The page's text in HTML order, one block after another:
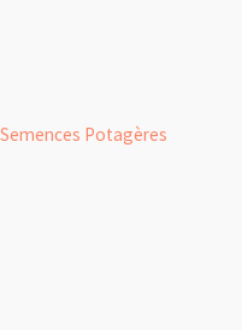
Semences Potagères